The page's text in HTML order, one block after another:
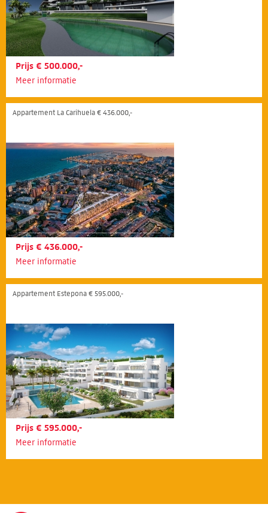
Prijs € 500.000,-
Meer informatie
Appartement La Carihuela € 436.000,-
Prijs € 436.000,-
Meer informatie
Appartement Estepona € 595.000,-
Prijs € 595.000,-
Meer informatie